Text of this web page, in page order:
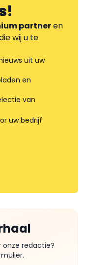
!
partneren
wij u te
uit uw
en
van
uw bedrijf
onze redactie?